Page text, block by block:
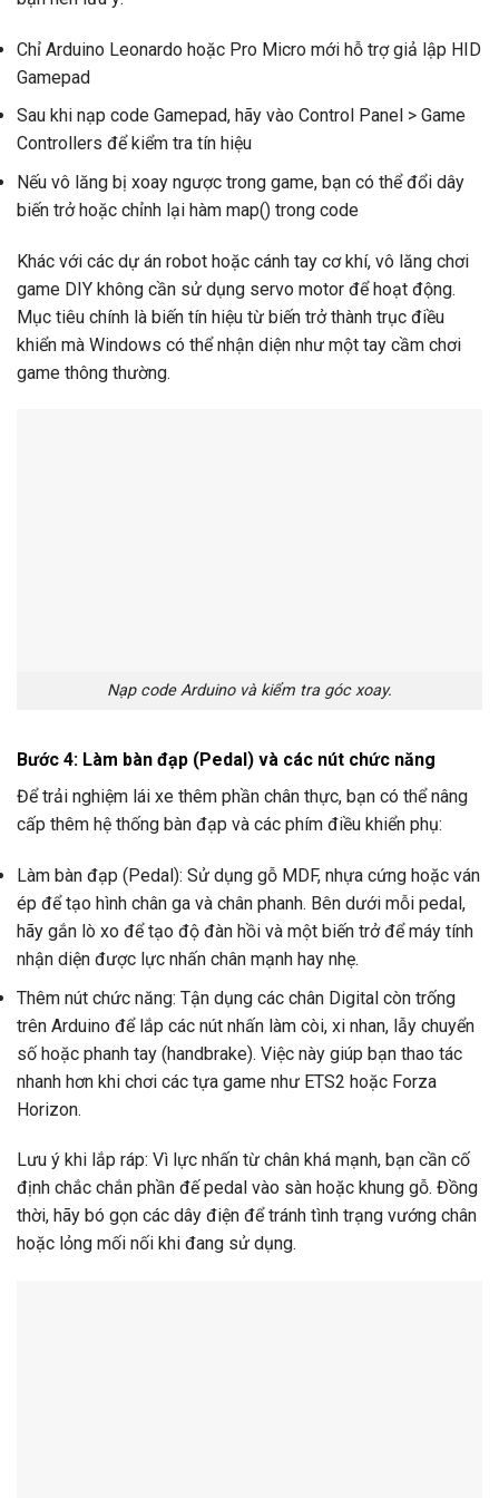
Chỉ Arduino Leonardo hoặc Pro Micro mới hỗ trợ giả lập HID
Gamepad
Sau khi nạp code Gamepad, hãy vào Control Panel > Game
Controllers để kiểm tra tín hiệu
Nếu vô lăng bị xoay ngược trong game, bạn có thể đổi dây
biến trở hoặc chỉnh lại hàm map() trong code
Khác với các dự án robot hoặc cánh tay cơ khí, vô lăng chơi
game DIY không cần sử dụng servo motor để hoạt động.
Mục tiêu chính là biến tín hiệu từ biến trở thành trục điều
khiển mà Windows có thể nhận diện như một tay cầm chơi
game thông thường.
Nạp code Arduino và kiểm tra góc xoay.
Bước 4: Làm bàn đạp (Pedal) và các nút chức năng
Để trải nghiệm lái xe thêm phần chân thực, bạn có thể nâng
cấp thêm hệ thống bàn đạp và các phím điều khiển phụ:
Làm bàn đạp (Pedal): Sử dụng gỗ MDF, nhựa cứng hoặc ván
ép để tạo hình chân ga và chân phanh. Bên dưới mỗi pedal,
hãy gắn lò xo để tạo độ đàn hồi và một biến trở để máy tính
nhận diện được lực nhấn chân mạnh hay nhẹ.
Thêm nút chức năng: Tận dụng các chân Digital còn trống
trên Arduino để lắp các nút nhấn làm còi, xi nhan, lẫy chuyển
số hoặc phanh tay (handbrake). Việc này giúp bạn thao tác
nhanh hơn khi chơi các tựa game như ETS2 hoặc Forza
Horizon.
Lưu ý khi lắp ráp: Vì lực nhấn từ chân khá mạnh, bạn cần cố
định chắc chắn phần đế pedal vào sàn hoặc khung gỗ. Đồng
thời, hãy bó gọn các dây điện để tránh tình trạng vướng chân
hoặc lỏng mối nối khi đang sử dụng.